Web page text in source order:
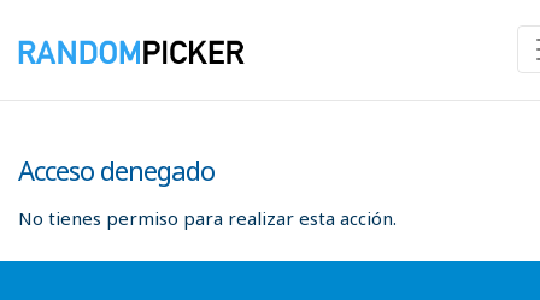
Acceso denegado
No tienes permiso para realizar esta acción.